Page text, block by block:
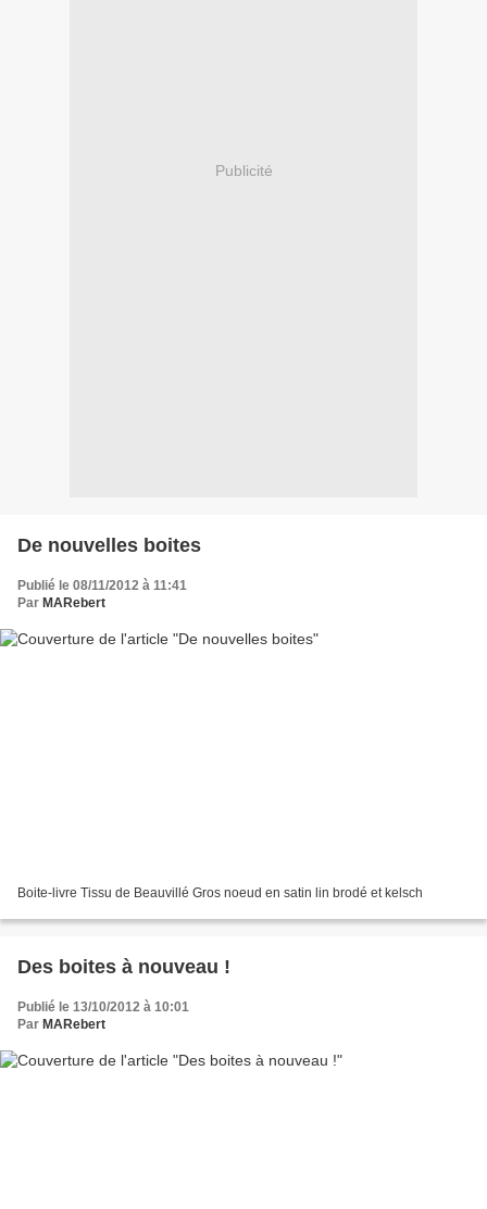
Publicité
De nouvelles boites
Publié le 08/11/2012 à 11:41
Par MARebert
Boite-livre Tissu de Beauvillé Gros noeud en satin lin brodé et kelsch
Des boites à nouveau !
Publié le 13/10/2012 à 10:01
Par MARebert